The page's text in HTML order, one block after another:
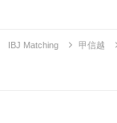
IBJ Matching 甲信越